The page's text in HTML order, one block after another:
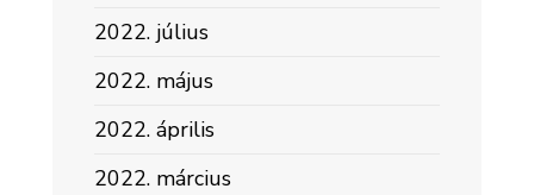
2022. július
2022. május
2022. április
2022. március